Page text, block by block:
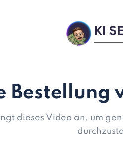
dieses Video an, um